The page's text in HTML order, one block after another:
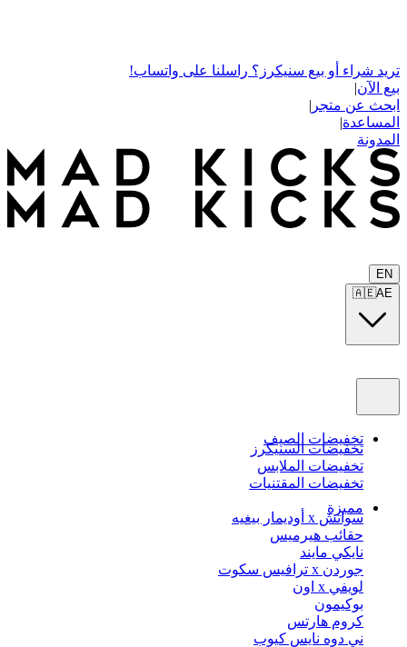
تريد شراء أو بيع سنيكرز؟ راسلنا على واتساب!
بيع الآن|
ابحث عن متجر |
المساعدة|
المدونة
EN
🇦🇪AE
تخفيضات الصيف
تخفيضات السنيكرز
تخفيضات الملابس
تخفيضات المقتنيات
مميزة
سواتش x أوديمار بيغيه
حقائب هيرميس
نايكي مايند
جوردن x ترافيس سكوت
لويفي x اون
بوكيمون
كروم هارتس
ني دوه نايس كيوب